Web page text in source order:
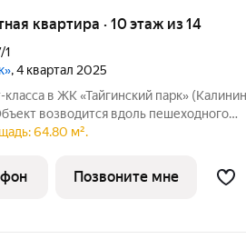
квартира · 10 этаж из 14
1
, 4 квартал 2025
в ЖК «Тайгинский парк»
возводится вдоль пешеходного
- выход к парку и озеру. Дом
64.80 м².
Позвоните мне